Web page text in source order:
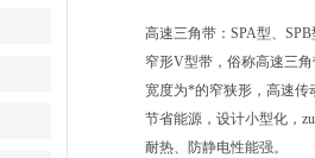
高速三角带：SPA型、
窄形V型带，俗称高速三
宽度为*的窄狭形，高速传
节省能源，设计小型化，
耐热、防静电性能强。